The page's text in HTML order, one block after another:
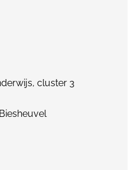
cluster 3